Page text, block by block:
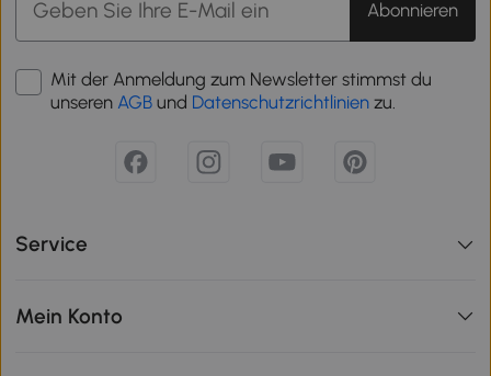
Abonnieren
Mit der Anmeldung zum Newsletter stimmst du
unseren AGB und Datenschutzrichtlinien zu.
Service
Mein Konto